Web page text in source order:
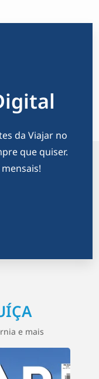
da Viajar no
que quiser.
e mais